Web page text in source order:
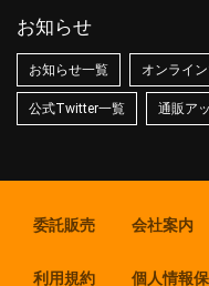
お知らせ
お知らせ一覧 オンライ
公式Twitter一覧 通販ア
委託販売 会社案内
利用規約 個人情報